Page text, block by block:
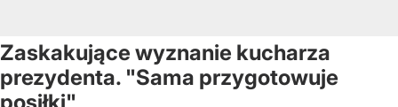
Zaskakujące wyznanie kucharza
prezydenta. "Sama przygotowuje